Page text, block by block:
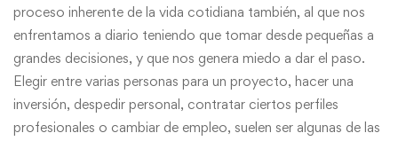
proceso inherente de la vida cotidiana también, al que nos
enfrentamos a diario teniendo que tomar desde pequeñas a
grandes decisiones, y que nos genera miedo a dar el paso.
Elegir entre varias personas para un proyecto, hacer una
inversión, despedir personal, contratar ciertos perfiles
profesionales o cambiar de empleo, suelen ser algunas de las